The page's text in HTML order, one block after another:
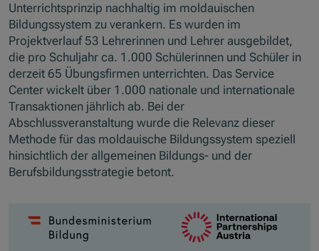
Unterrichtsprinzip nachhaltig im moldauischen
Bildungssystem zu verankern. Es wurden im
Projektverlauf 53 Lehrerinnen und Lehrer ausgebildet,
die pro Schuljahr ca. 1.000 Schülerinnen und Schüler in
derzeit 65 Übungsfirmen unterrichten. Das Service
Center wickelt über 1.000 nationale und internationale
Transaktionen jährlich ab. Bei der
Abschlussveranstaltung wurde die Relevanz dieser
Methode für das moldauische Bildungssystem speziell
hinsichtlich der allgemeinen Bildungs- und der
Berufsbildungsstrategie betont.